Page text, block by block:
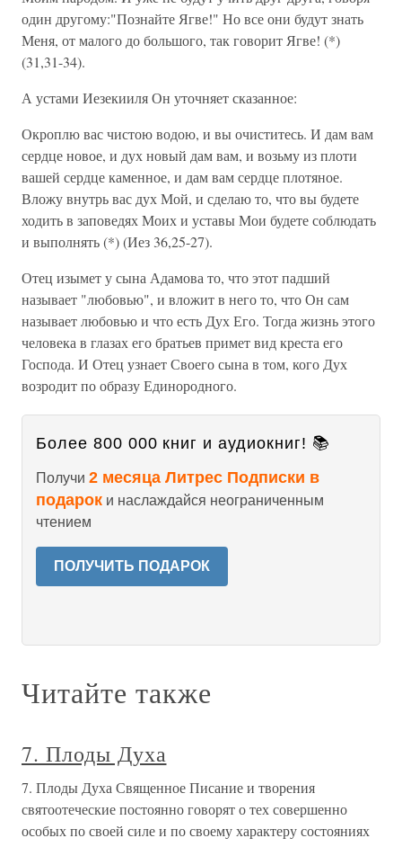
один другому:"Познайте Ягве!" Но все они будут знать
Меня, от малого до большого, так говорит Ягве! (*)
(31,31-34).
А устами Иезекииля Он уточняет сказанное:
Окроплю вас чистою водою, и вы очиститесь. И дам вам
сердце новое, и дух новый дам вам, и возьму из плоти
вашей сердце каменное, и дам вам сердце плотяное.
Вложу внутрь вас дух Мой, и сделаю то, что вы будете
ходить в заповедях Моих и уставы Мои будете соблюдать
и выполнять (*) (Иез 36,25-27).
Отец изымет у сына Адамова то, что этот падший
называет "любовью", и вложит в него то, что Он сам
называет любовью и что есть Дух Его. Тогда жизнь этого
человека в глазах его братьев примет вид креста его
Господа. И Отец узнает Своего сына в том, кого Дух
возродит по образу Единородного.
Более 800 000 книг и аудиокниг! 📚
Получи 2 месяца Литрес Подписки в
подарок и наслаждайся неограниченным
чтением
ПОЛУЧИТЬ ПОДАРОК
Читайте также
7. Плоды Духа
7. Плоды Духа Священное Писание и творения
святоотеческие постоянно говорят о тех совершенно
особых по своей силе и по своему характеру состояниях